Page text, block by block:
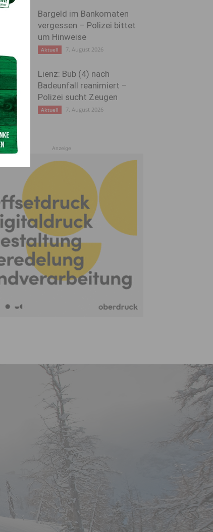
Bargeld im Bankomaten
vergessen – Polizei bittet
um Hinweise
Aktuell 7. August 2026
Lienz: Bub (4) nach
Badeunfall reanimiert –
Polizei sucht Zeugen
Aktuell 7. August 2026
Anzeige